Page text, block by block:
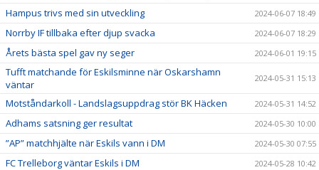
Hampus trivs med sin utveckling 2024-06-07 18:49
Norrby IF tillbaka efter djup svacka 2024-06-07 18:29
Årets bästa spel gav ny seger 2024-06-01 19:15
Tufft matchande för Eskilsminne när Oskarshamn
väntar
2024-05-31 15:13
Motståndarkoll - Landslagsuppdrag stör BK Häcken 2024-05-31 14:52
Adhams satsning ger resultat 2024-05-30 10:00
”AP” matchhjälte när Eskils vann i DM 2024-05-30 07:55
FC Trelleborg väntar Eskils i DM 2024-05-28 10:42